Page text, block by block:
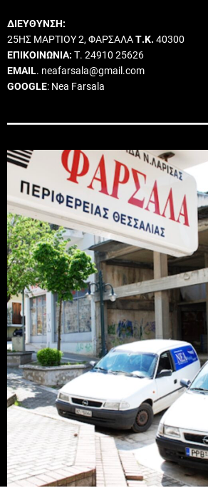
ΔΙΕΥΘΥΝΣΗ:
25ΗΣ ΜΑΡΤΙΟΥ 2, ΦΑΡΣΑΛΑΤ.Κ. 40300
ΕΠΙΚΟΙΝΩΝΙΑ: Τ. 24910 25626
EMAIL. neafarsala@gmail.com
GOOGLE: Nea Farsala